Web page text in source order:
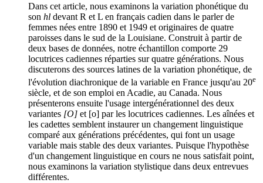
Dans cet article, nous examinons la variation phonétique du
son hl devant R et L en français cadien dans le parler de
femmes nées entre 1890 et 1949 et originaires de quatre
paroisses dans le sud de la Louisiane. Construit à partir de
deux bases de données, notre échantillon comporte 29
locutrices cadiennes réparties sur quatre générations. Nous
discuterons des sources latines de la variation phonétique, de
l'évolution diachronique de la variable en France jusqu'au 20e
siècle, et de son emploi en Acadie, au Canada. Nous
présenterons ensuite l'usage intergénérationnel des deux
variantes [O] et [o] par les locutrices cadiennes. Les aînées et
les cadettes semblent instaurer un changement linguistique
comparé aux générations précédentes, qui font un usage
variable mais stable des deux variantes. Puisque l'hypothèse
d'un changement linguistique en cours ne nous satisfait point,
nous examinons la variation stylistique dans deux entrevues
différentes.